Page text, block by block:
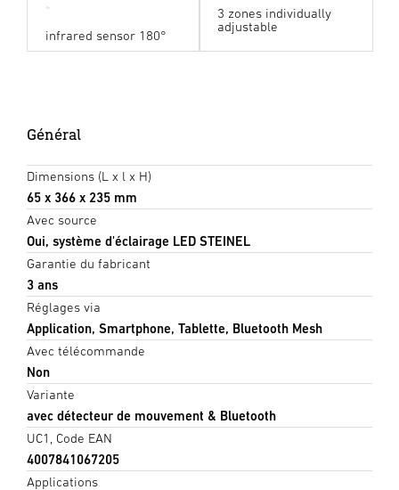
infrared sensor 180°
3 zones individually
adjustable
Général
Dimensions (L x l x H)
65 x 366 x 235 mm
Avec source
Oui, système d'éclairage LED STEINEL
Garantie du fabricant
3 ans
Réglages via
Application, Smartphone, Tablette, Bluetooth Mesh
Avec télécommande
Non
Variante
avec détecteur de mouvement & Bluetooth
UC1, Code EAN
4007841067205
Applications